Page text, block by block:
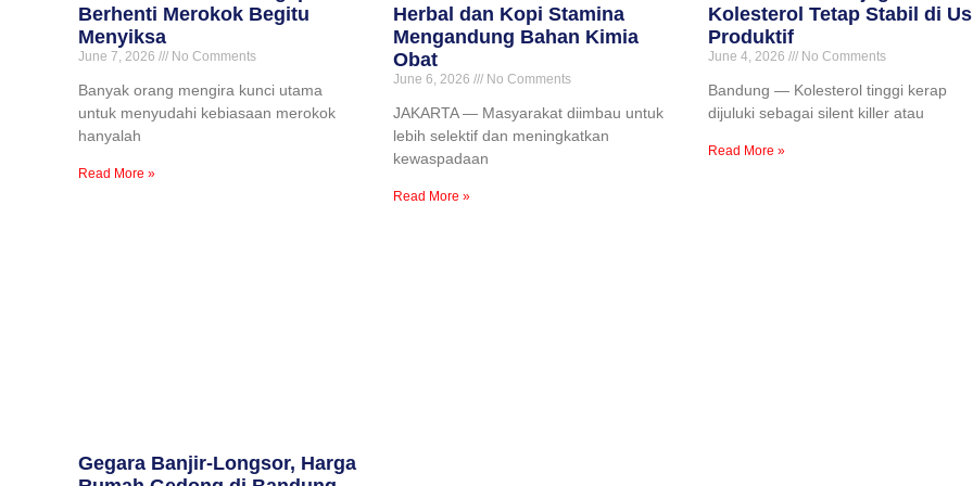
Berhenti Merokok Begitu
Menyiksa
June 7, 2026 No Comments
Banyak orang mengira kunci utama
untuk menyudahi kebiasaan merokok
hanyalah
Read More »
Herbal dan Kopi Stamina
Mengandung Bahan Kimia
Obat
June 6, 2026 No Comments
JAKARTA — Masyarakat diimbau untuk
lebih selektif dan meningkatkan
kewaspadaan
Read More »
Kolesterol Tetap Stabil di
Produktif
June 4, 2026 No Comments
Bandung — Kolesterol tinggi kerap
dijuluki sebagai silent killer atau
Read More »
Gegara Banjir-Longsor, Harga